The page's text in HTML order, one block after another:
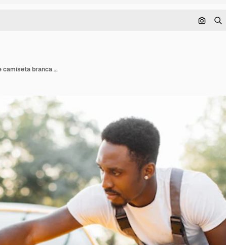
Trabalhador do serviço de autolavagem de macacão cinza e camiseta branca limpando o capô do carro amarelo